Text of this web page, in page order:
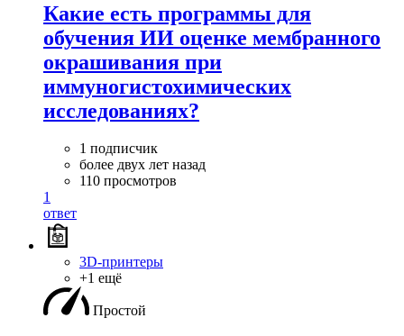
Какие есть программы для
обучения ИИ оценке мембранного
окрашивания при
иммуногистохимических
исследованиях?
1 подписчик
более двух лет назад
110 просмотров
1
ответ
3D-принтеры
+1 ещё
Простой